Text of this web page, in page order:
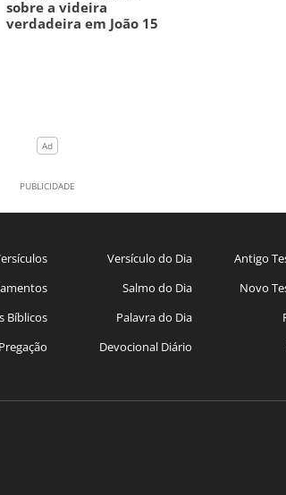
sobre a videira
verdadeira em João 15
Bíblicos
Versículo do Dia
Salmo do Dia
Palavra do Dia
Devocional Diário
Antigo
Novo